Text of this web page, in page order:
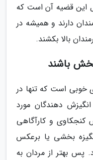
این قضیه آن است که
دارند و همیشه در
بالا بکشند.
باشند
خوبی است که تنها در
دهندگان مورد
و کارآگاهی
بخشی یا برعکس
بهتر از مردان به